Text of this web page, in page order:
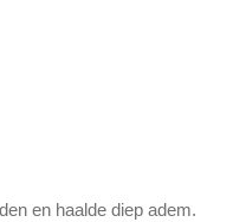
en haalde diep adem.